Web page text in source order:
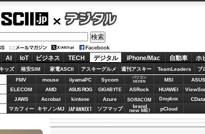
デジタル
AI IoT ビジネス TECH デジタル iPhone/Mac 自動車 ホ
ッズ 格安SIM 家電ASCII アスキーグルメ 週刊アスキー TeamLeaders プ
FMV mouse iiyamaPC Sycom
パソコン
SEVEN
MSI ASUS
ELECOM AMD ASUS ROG GIGABYTE ASRock HUAWEI
JAWS Acrobat kintone Azure SORACOM Dropbox CData
マカフィー キヤノンMJ JAPANNEXT ソフマップ brand
new ME! pCloud